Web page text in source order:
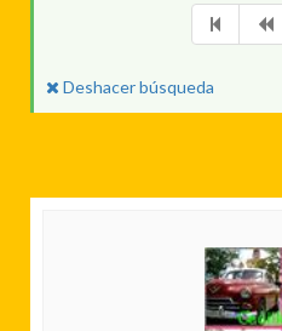
Deshacer búsqueda